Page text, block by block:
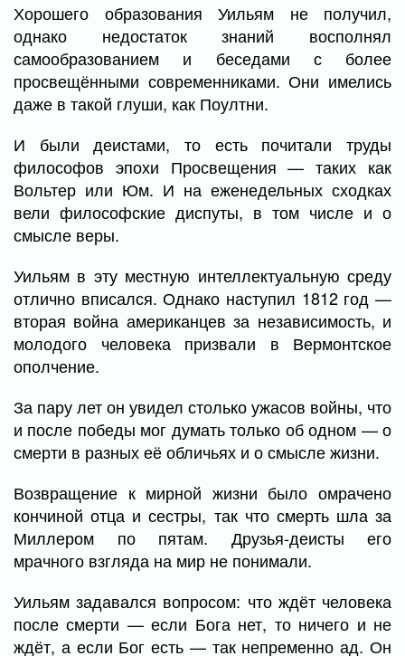
Хорошего образования Уильям не получил,
однако недостаток знаний восполнял
самообразованием и беседами с более
просвещёнными современниками. Они имелись
даже в такой глуши, как Поултни.
И были деистами, то есть почитали труды
философов эпохи Просвещения — таких как
Вольтер или Юм. И на еженедельных сходках
вели философские диспуты, в том числе и о
смысле веры.
Уильям в эту местную интеллектуальную среду
отлично вписался. Однако наступил 1812 год —
вторая война американцев за независимость, и
молодого человека призвали в Вермонтское
ополчение.
За пару лет он увидел столько ужасов войны, что
и после победы мог думать только об одном — о
смерти в разных её обличьях и о смысле жизни.
Возвращение к мирной жизни было омрачено
кончиной отца и сестры, так что смерть шла за
Миллером по пятам. Друзья-деисты его
мрачного взгляда на мир не понимали.
Уильям задавался вопросом: что ждёт человека
после смерти — если Бога нет, то ничего и не
ждёт, а если Бог есть — так непременно ад. Он